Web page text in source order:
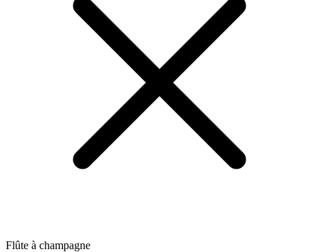
Flûte à champagne